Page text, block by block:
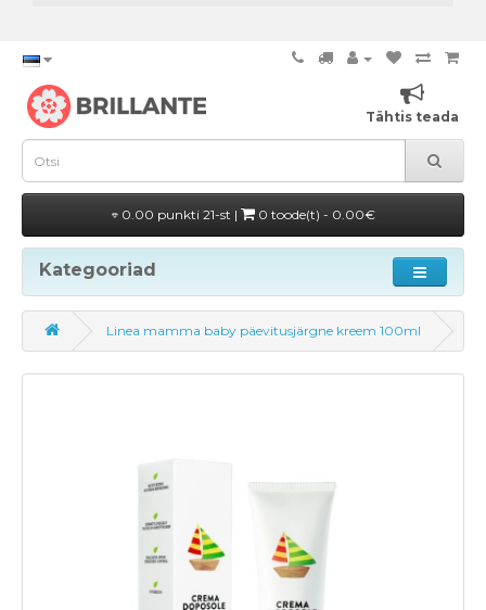
Tähtis teada
0.00 punkti 21-st | 0 toode(t) - 0.00€
Kategooriad
Linea mamma baby päevitusjärgne kreem 100ml